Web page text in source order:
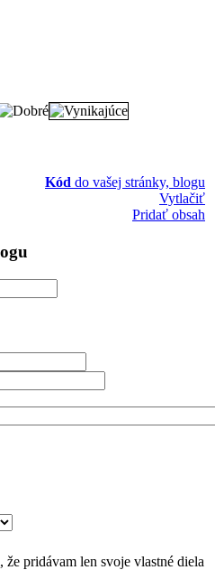
Kód do vašej stránky, blogu
Vytlačiť
Pridať obsah
pridávam len svoje vlastné diela